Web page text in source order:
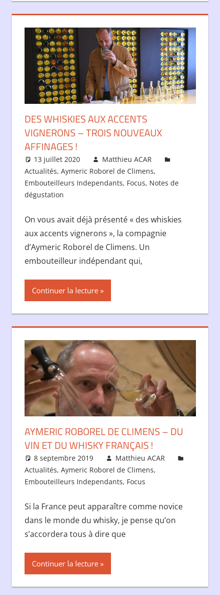
DES WHISKIES AUX ACCENTS
VIGNERONS – TROIS NOUVEAUX
AFFINAGES !
13 juillet 2020
Matthieu ACAR
Actualités, Aymeric Roborel de Climens,
Embouteilleurs Independants, Focus, Notes de
dégustation
On vous avait déjà présenté « des whiskies
aux accents vignerons », la compagnie
d’Aymeric Roborel de Climens. Un
embouteilleur indépendant qui,
Continuer la lecture
AYMERIC ROBOREL DE CLIMENS – DU
VIN ET DU WHISKY FRANÇAIS !
8 septembre 2019
Matthieu ACAR
Actualités, Aymeric Roborel de Climens,
Embouteilleurs Independants, Focus
Si la France peut apparaître comme novice
dans le monde du whisky, je pense qu’on
s’accordera tous à dire que
Continuer la lecture